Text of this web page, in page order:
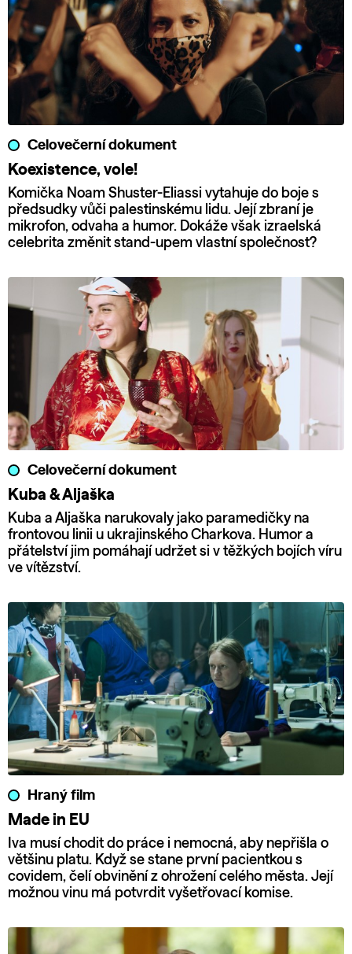
Celovečerní dokument
Koexistence, vole!
Komička Noam Shuster-Eliassi vytahuje do boje s
předsudky vůči palestinskému lidu. Její zbraní je
mikrofon, odvaha a humor. Dokáže však izraelská
celebrita změnit stand-upem vlastní společnost?
Celovečerní dokument
Kuba & Aljaška
Kuba a Aljaška narukovaly jako paramedičky na
frontovou linii u ukrajinského Charkova. Humor a
přátelství jim pomáhají udržet si v těžkých bojích víru
ve vítězství.
Hraný film
Made in EU
Iva musí chodit do práce i nemocná, aby nepřišla o
většinu platu. Když se stane první pacientkou s
covidem, čelí obvinění z ohrožení celého města. Její
možnou vinu má potvrdit vyšetřovací komise.